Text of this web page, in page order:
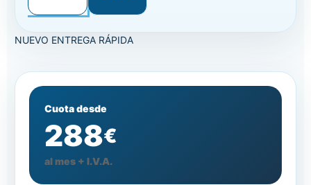
NUEVO ENTREGA RÁPIDA
Cuota desde
288€
al mes + I.V.A.